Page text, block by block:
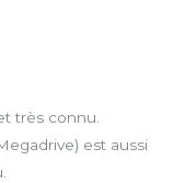
très connu.
est aussi